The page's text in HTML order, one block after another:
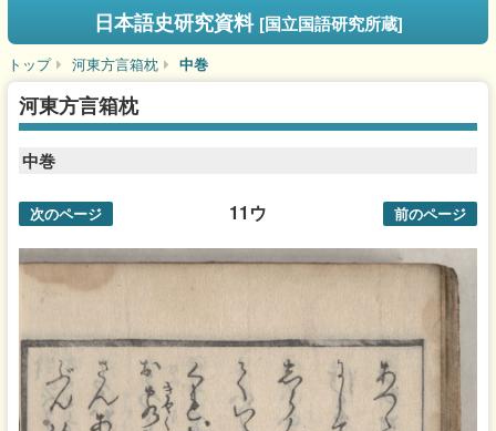
日本語史研究資料 [国立国語研究所蔵]
トップ 河東方言箱枕 中巻
河東方言箱枕
中巻
11ウ
次のページ 前のページ